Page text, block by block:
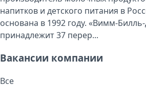
напитков и детского питания в
основана в 1992 году. «Вимм-
принадлежит 37 перер...
Вакансии компании
Все